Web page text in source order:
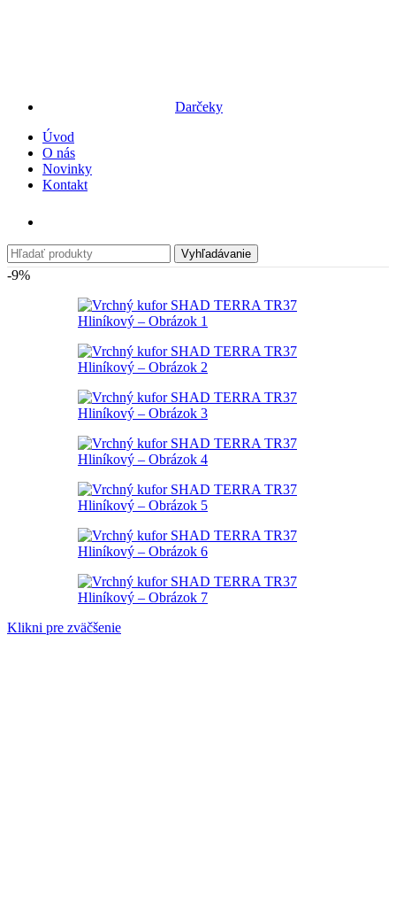
Darčeky
Úvod
O nás
Novinky
Kontakt
Vyhľadávanie
-9%
Klikni pre zväčšenie